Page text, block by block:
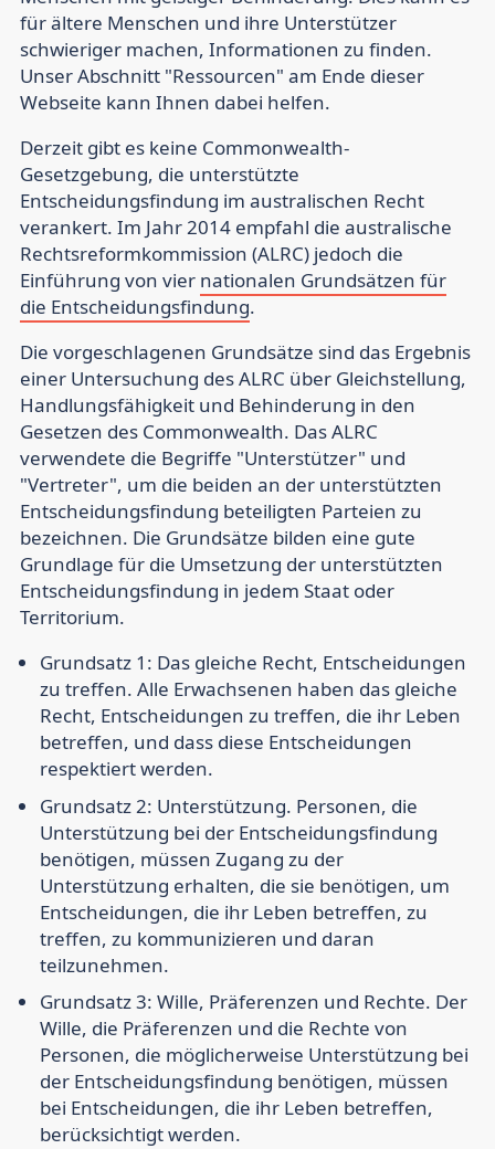
für ältere Menschen und ihre Unterstützer
schwieriger machen, Informationen zu finden.
Unser Abschnitt "Ressourcen" am Ende dieser
Webseite kann Ihnen dabei helfen.
Derzeit gibt es keine Commonwealth-
Gesetzgebung, die unterstützte
Entscheidungsfindung im australischen Recht
verankert. Im Jahr 2014 empfahl die australische
Rechtsreformkommission (ALRC) jedoch die
Einführung von vier nationalen Grundsätzen für
die Entscheidungsfindung.
Die vorgeschlagenen Grundsätze sind das Ergebnis
einer Untersuchung des ALRC über Gleichstellung,
Handlungsfähigkeit und Behinderung in den
Gesetzen des Commonwealth. Das ALRC
verwendete die Begriffe "Unterstützer" und
"Vertreter", um die beiden an der unterstützten
Entscheidungsfindung beteiligten Parteien zu
bezeichnen. Die Grundsätze bilden eine gute
Grundlage für die Umsetzung der unterstützten
Entscheidungsfindung in jedem Staat oder
Territorium.
Grundsatz 1: Das gleiche Recht, Entscheidungen
zu treffen. Alle Erwachsenen haben das gleiche
Recht, Entscheidungen zu treffen, die ihr Leben
betreffen, und dass diese Entscheidungen
respektiert werden.
Grundsatz 2: Unterstützung. Personen, die
Unterstützung bei der Entscheidungsfindung
benötigen, müssen Zugang zu der
Unterstützung erhalten, die sie benötigen, um
Entscheidungen, die ihr Leben betreffen, zu
treffen, zu kommunizieren und daran
teilzunehmen.
Grundsatz 3: Wille, Präferenzen und Rechte. Der
Wille, die Präferenzen und die Rechte von
Personen, die möglicherweise Unterstützung bei
der Entscheidungsfindung benötigen, müssen
bei Entscheidungen, die ihr Leben betreffen,
berücksichtigt werden.